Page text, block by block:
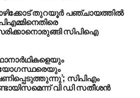
തുറയൂര്‍ പഞ്ചായത്തില്‍
സിപിഐ
സിപിഎം
വി ഡി സതീശന്‍